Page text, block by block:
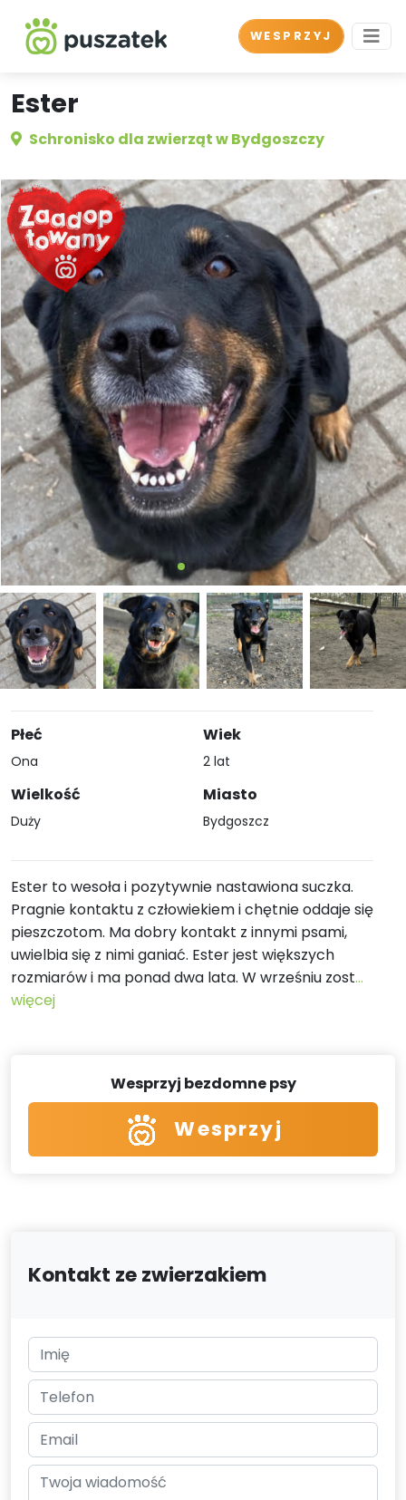
WESPRZYJ
Ester
Schronisko dla zwierząt w Bydgoszczy
Płeć
Ona
Wielkość
Duży
Wiek
2 lat
Miasto
Bydgoszcz
Ester to wesoła i pozytywnie nastawiona suczka.
Pragnie kontaktu z człowiekiem i chętnie oddaje się
pieszczotom. Ma dobry kontakt z innymi psami,
uwielbia się z nimi ganiać. Ester jest większych
rozmiarów i ma ponad dwa lata. W wrześniu zost...
więcej
Wesprzyj bezdomne psy
Wesprzyj
Kontakt ze zwierzakiem